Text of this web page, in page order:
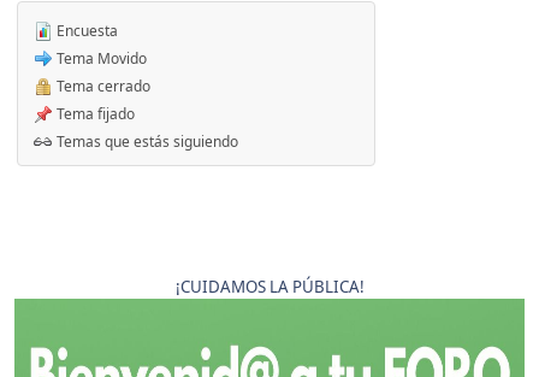
Encuesta
Tema Movido
Tema cerrado
Tema fijado
Temas que estás siguiendo
¡CUIDAMOS LA PÚBLICA!